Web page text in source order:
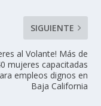
SIGUIENTE
al Volante! Más de
mujeres capacitadas
empleos dignos en
Baja California